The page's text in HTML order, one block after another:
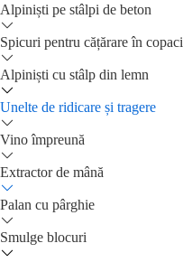
Alpiniști pe stâlpi de beton
Spicuri pentru cățărare în copaci
Alpiniști cu stâlp din lemn
Unelte de ridicare și tragere
Vino împreună
Extractor de mână
Palan cu pârghie
Smulge blocuri